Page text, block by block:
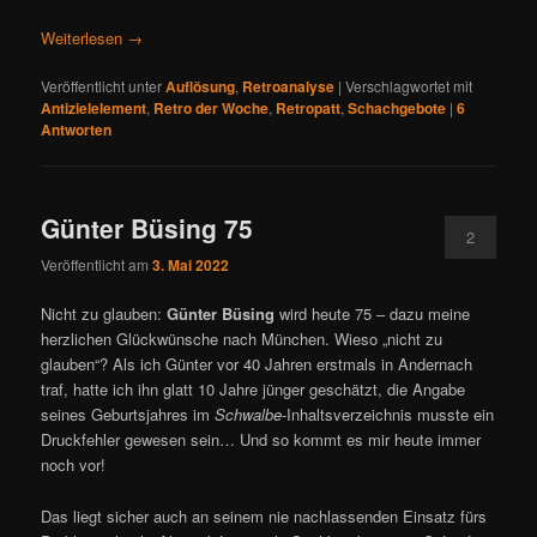
Weiterlesen →
Veröffentlicht unterAuflösung, Retroanalyse |Verschlagwortet mit
Antizielelement, Retro der Woche, Retropatt,Schachgebote |6
Antworten
Günter Büsing 75
Veröffentlicht am3. Mai 2022
2
Nicht zu glauben:Günter Büsing wird heute 75 – dazu meine
herzlichen Glückwünsche nach München. Wieso „nicht zu
glauben“? Als ich Günter vor 40 Jahren erstmals in Andernach
traf, hatte ich ihn glatt 10 Jahre jünger geschätzt, die Angabe
seines Geburtsjahres imSchwalbe-Inhaltsverzeichnis musste ein
Druckfehler gewesen sein… Und so kommt es mir heute immer
noch vor!
Das liegt sicher auch an seinem nie nachlassenden Einsatz fürs